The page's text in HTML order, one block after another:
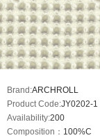
Brand:ARCHROLL
Product Code:JY0202-1
Availability:200
Composition： 100%C